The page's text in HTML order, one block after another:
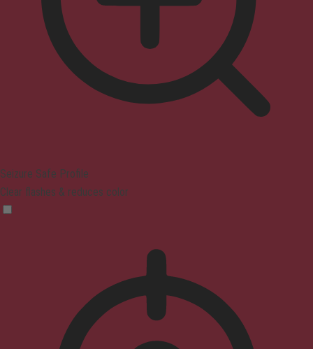
Seizure Safe Profile
Clear flashes & reduces color